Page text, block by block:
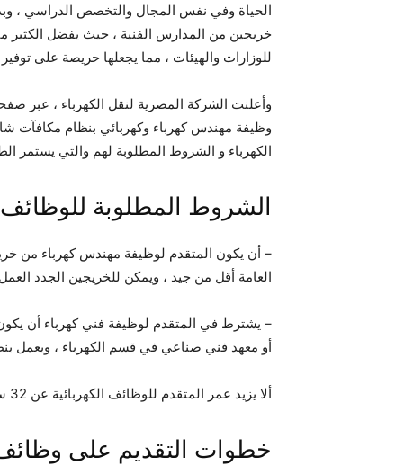
الحياة وفي نفس المجال والتخصص الدراسي ،
خريجين من المدارس الفنية ، حيث يفضل الكثير
للوزارات والهيئات ، مما يجعلها حريصة على
وأعلنت الشركة المصرية لنقل الكهرباء ، عبر
وظيفة مهندس كهرباء وكهربائي بنظام مكافآت
الكهرباء و الشروط المطلوبة لهم والتي يستمر الطلب بشأنها حتى 15 يونيو
الشروط المطلوبة للوظائف
– أن يكون المتقدم لوظيفة مهندس كهرباء من
العامة أقل من جيد ، ويمكن للخريجين الجدد
أو معهد فني صناعي في قسم الكهرباء ، ويعمل
ألا يزيد عمر المتقدم للوظائف الكهربائية عن 32 سنة للمهندس و 35 سنة للفني.
خطوات التقديم على